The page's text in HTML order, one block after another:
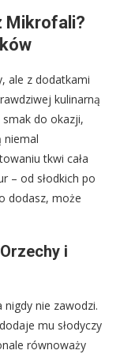
Mikrofali?
ale z dodatkami
kulinarną
do okazji,
niemal
tkwi cała
– od słodkich po
dodasz, może
i
nie zawodzi.
mu słodyczy
równoważy